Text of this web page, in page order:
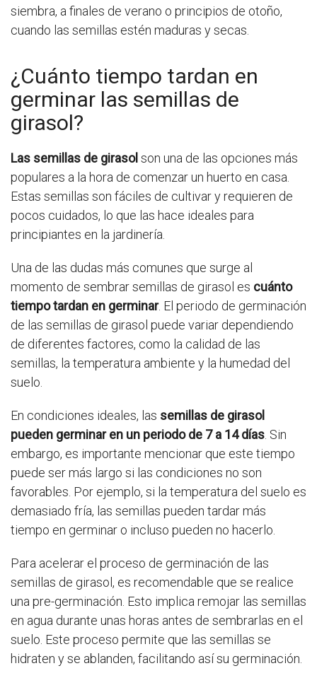
siembra, a finales de verano o principios de otoño,
cuando las semillas estén maduras y secas.
¿Cuánto tiempo tardan en
germinar las semillas de
girasol?
Las semillas de girasol son una de las opciones más
populares a la hora de comenzar un huerto en casa.
Estas semillas son fáciles de cultivar y requieren de
pocos cuidados, lo que las hace ideales para
principiantes en la jardinería.
Una de las dudas más comunes que surge al
momento de sembrar semillas de girasol es cuánto
tiempo tardan en germinar. El periodo de germinación
de las semillas de girasol puede variar dependiendo
de diferentes factores, como la calidad de las
semillas, la temperatura ambiente y la humedad del
suelo.
En condiciones ideales, las semillas de girasol
pueden germinar en un periodo de 7 a 14 días . Sin
embargo, es importante mencionar que este tiempo
puede ser más largo si las condiciones no son
favorables. Por ejemplo, si la temperatura del suelo es
demasiado fría, las semillas pueden tardar más
tiempo en germinar o incluso pueden no hacerlo.
Para acelerar el proceso de germinación de las
semillas de girasol, es recomendable que se realice
una pre-germinación. Esto implica remojar las semillas
en agua durante unas horas antes de sembrarlas en el
suelo. Este proceso permite que las semillas se
hidraten y se ablanden, facilitando así su germinación.